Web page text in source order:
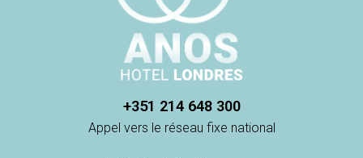
+351 214 648 300
Appel vers le réseau fixe national